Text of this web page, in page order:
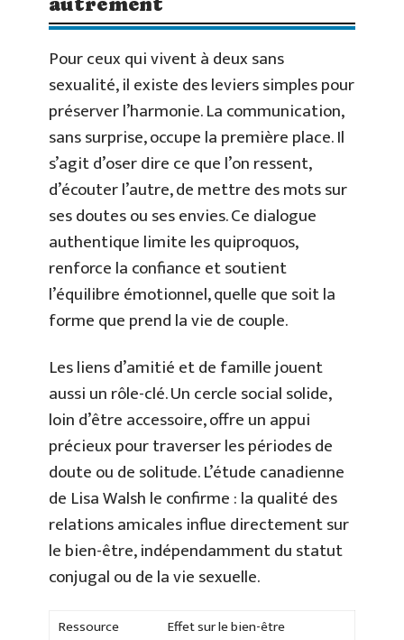
Pour ceux qui vivent à deux sans
sexualité, il existe des leviers simples pour
préserver l’harmonie. La communication,
sans surprise, occupe la première place. Il
s’agit d’oser dire ce que l’on ressent,
d’écouter l’autre, de mettre des mots sur
ses doutes ou ses envies. Ce dialogue
authentique limite les quiproquos,
renforce la confiance et soutient
l’équilibre émotionnel, quelle que soit la
forme que prend la vie de couple.
Les liens d’amitié et de famille jouent
aussi un rôle-clé. Un cercle social solide,
loin d’être accessoire, offre un appui
précieux pour traverser les périodes de
doute ou de solitude. L’étude canadienne
de Lisa Walsh le confirme : la qualité des
relations amicales influe directement sur
le bien-être, indépendamment du statut
conjugal ou de la vie sexuelle.
Ressource
Effet sur le bien-être